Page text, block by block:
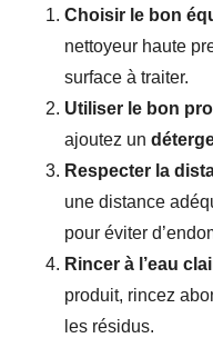
Choisir le bon
nettoyeur haute
surface à traiter.
Utiliser le bon
ajoutez un
Respecter la
une distance
pour éviter
Rincer à l’eau
produit, rincez
les résidus.